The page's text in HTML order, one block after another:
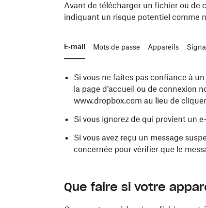
Avant de télécharger un fichier ou de
indiquant un risque potentiel comme
E‑mail Mots de passe Appareils
Si vous ne faites pas confiance à
la page d’accueil ou de connexion
www.dropbox.com au lieu de
Si vous ignorez de qui provient un
Si vous avez reçu un message
concernée pour vérifier que le
service que vous utilisez.
Safari, de Firefox ou du navigateur
les programmes malveillants et
abuse@dropbox.com.
Que faire si votre